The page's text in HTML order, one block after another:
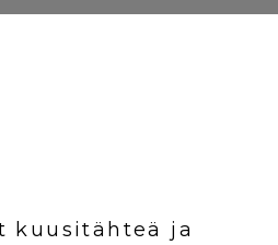
kuusitähteä ja